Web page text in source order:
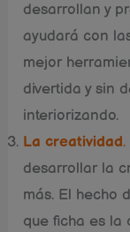
desarrollan y
ayudará con
mejor
divertida y sin
interiorizando.
La creatividad.
desarrollar la
más. El hecho
que ficha es la